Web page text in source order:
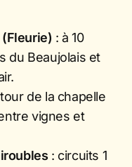
: à 10
du Beaujolais et
de la chapelle
vignes et
: circuits 1